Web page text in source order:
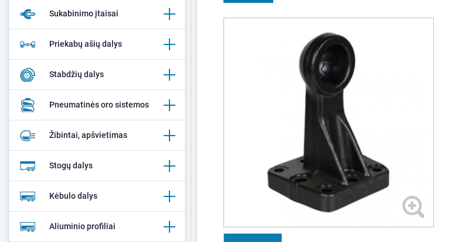
Sukabinimo įtaisai
Priekabų ašių dalys
Stabdžių dalys
Pneumatinės oro sistemos
Žibintai, apšvietimas
Stogų dalys
Kėbulo dalys
Aliuminio profiliai